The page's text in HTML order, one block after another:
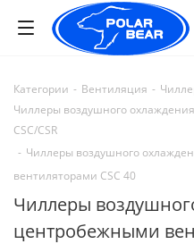
Категории - Вентиляция -
Чиллеры воздушного
CSC/CSR
- Чиллеры воздушного
вентиляторами CSC 40
Чиллеры
центробежными